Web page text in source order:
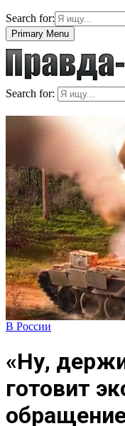
Search for:
Primary Menu
Search for:
В России
«Ну,
готовит